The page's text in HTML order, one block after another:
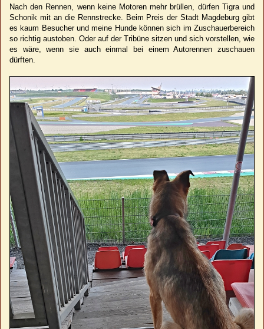
Nach den Rennen, wenn keine Motoren mehr brüllen, dürfen Tigra und
Schonik mit an die Rennstrecke. Beim Preis der Stadt Magdeburg gibt
es kaum Besucher und meine Hunde können sich im Zuschauerbereich
so richtig austoben. Oder auf der Tribüne sitzen und sich vorstellen, wie
es wäre, wenn sie auch einmal bei einem Autorennen zuschauen
dürften.